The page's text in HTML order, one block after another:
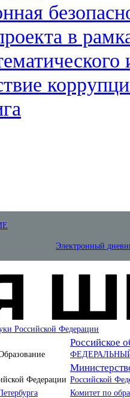
в
Электронный
Российское
Российской
Комитет по